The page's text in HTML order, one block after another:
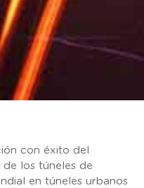
con éxito del
los túneles de
en túneles urbanos